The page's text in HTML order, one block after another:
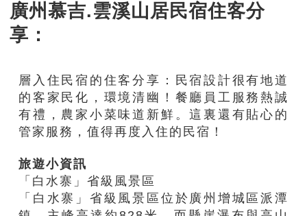
廣州慕吉.雲溪山居民宿住客分
享：
層入住民宿的住客分享：民宿設計很有地道
的客家民化，環境清幽！餐廳員工服務熱誠
有禮，農家小菜味道新鮮。這裏還有貼心的
管家服務，值得再度入住的民宿！
旅遊小資訊
「白水寨」省級風景區
「白水寨」省級風景區位於廣州增城區派潭